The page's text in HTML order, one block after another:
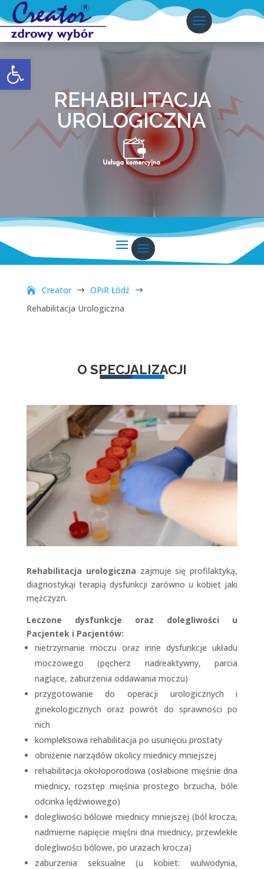
Otwórz pasek narzędzi
REHABILITACJA
UROLOGICZNA
Creator $ OPiR Łódź $
Rehabilitacja Urologiczna
O SPECJALIZACJI
Rehabilitacja urologiczna zajmuje się profilaktyką,
diagnostykąi terapią dysfunkcji zarówno u kobiet jaki
mężczyzn.
Leczone dysfunkcje oraz dolegliwości u
Pacjentek i Pacjentów:
nietrzymanie moczu oraz inne dysfunkcje układu
moczowego (pęcherz nadreaktywny, parcia
naglące, zaburzenia oddawania moczu)
przygotowanie do operacji urologicznych i
ginekologicznych oraz powrót do sprawności po
nich
kompleksowa rehabilitacja po usunięciu prostaty
obniżenie narządów okolicy miednicy mniejszej
rehabilitacja okołoporodowa (osłabione mięśnie dna
miednicy, rozstęp mięśnia prostego brzucha, bóle
odcinka lędźwiowego)
dolegliwości bólowe miednicy mniejszej (ból krocza,
nadmierne napięcie mięśni dna miednicy, przewlekłe
dolegliwości bólowe, po urazach krocza)
zaburzenia seksualne (u kobiet: wulwodynia,